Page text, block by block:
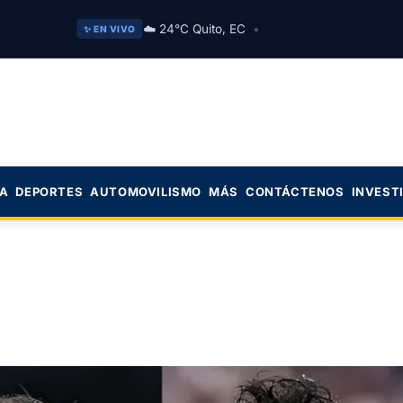
✨ EN VIVO ☁️ 24°C Quito, EC •
DEPORTES AUTOMOVILISMO MÁS CONTÁCTENOS